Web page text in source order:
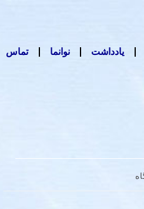
یادداشت‌ نوانما تماس